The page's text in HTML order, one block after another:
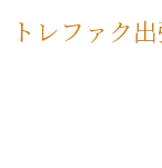
トレファク